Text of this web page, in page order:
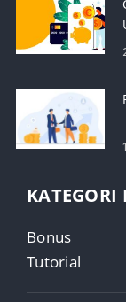
KATEGORI
Bonus
Tutorial